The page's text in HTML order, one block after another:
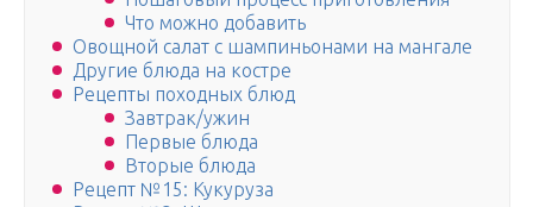
Что можно добавить
Овощной салат с шампиньонами на мангале
Другие блюда на костре
Рецепты походных блюд
Завтрак/ужин
Первые блюда
Вторые блюда
Рецепт №15: Кукуруза